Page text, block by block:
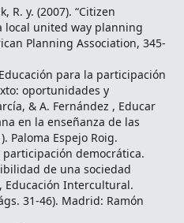
R. y. (2007). “Citizen
united way planning
Planning Association, 345-
para la participación
oportunidades y
& A. Fernández , Educar
en la enseñanza de las
Paloma Espejo Roig.
participación democrática.
de una sociedad
Educación Intercultural.
31-46). Madrid: Ramón